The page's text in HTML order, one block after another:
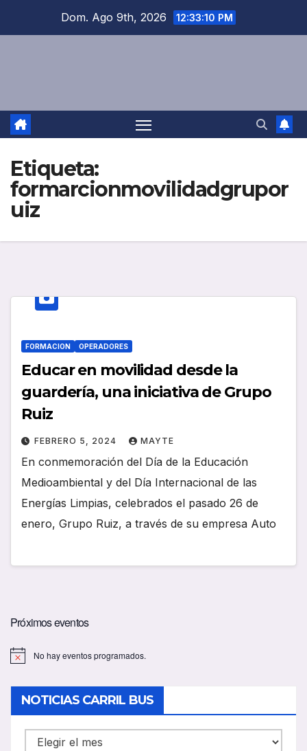
Dom. Ago 9th, 2026 12:33:10 PM
Etiqueta:
formarcionmovilidadgrupor
uiz
FORMACION OPERADORES
Educar en movilidad desde la
guardería, una iniciativa de Grupo
Ruiz
FEBRERO 5, 2024 MAYTE
En conmemoración del Día de la Educación
Medioambiental y del Día Internacional de las
Energías Limpias, celebrados el pasado 26 de
enero, Grupo Ruiz, a través de su empresa Auto
Próximos eventos
No hay eventos programados.
NOTICIAS CARRIL BUS
NOTICIAS